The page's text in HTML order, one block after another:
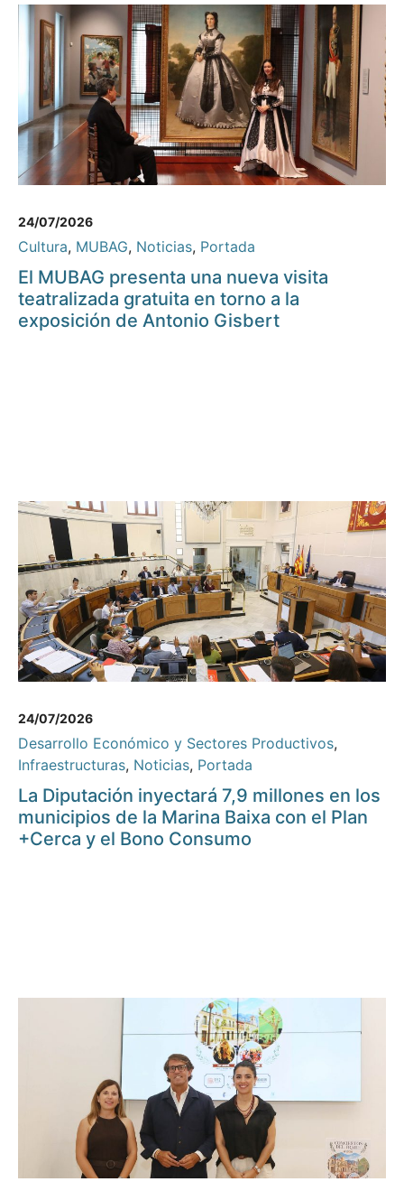
24/07/2026
Cultura, MUBAG, Noticias, Portada
El MUBAG presenta una nueva visita
teatralizada gratuita en torno a la
exposición de Antonio Gisbert
24/07/2026
Desarrollo Económico y Sectores Productivos,
Infraestructuras, Noticias, Portada
La Diputación inyectará 7,9 millones en los
municipios de la Marina Baixa con el Plan
+Cerca y el Bono Consumo